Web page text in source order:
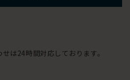
は24時間対応しております。